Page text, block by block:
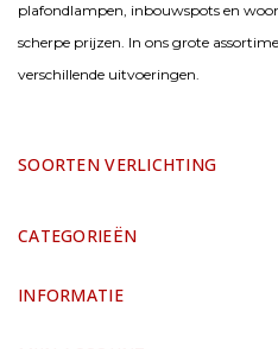
plafondlampen, inbouwspots en
scherpe prijzen. In ons grote
verschillende uitvoeringen.
SOORTEN VERLICHTING
CATEGORIEËN
INFORMATIE